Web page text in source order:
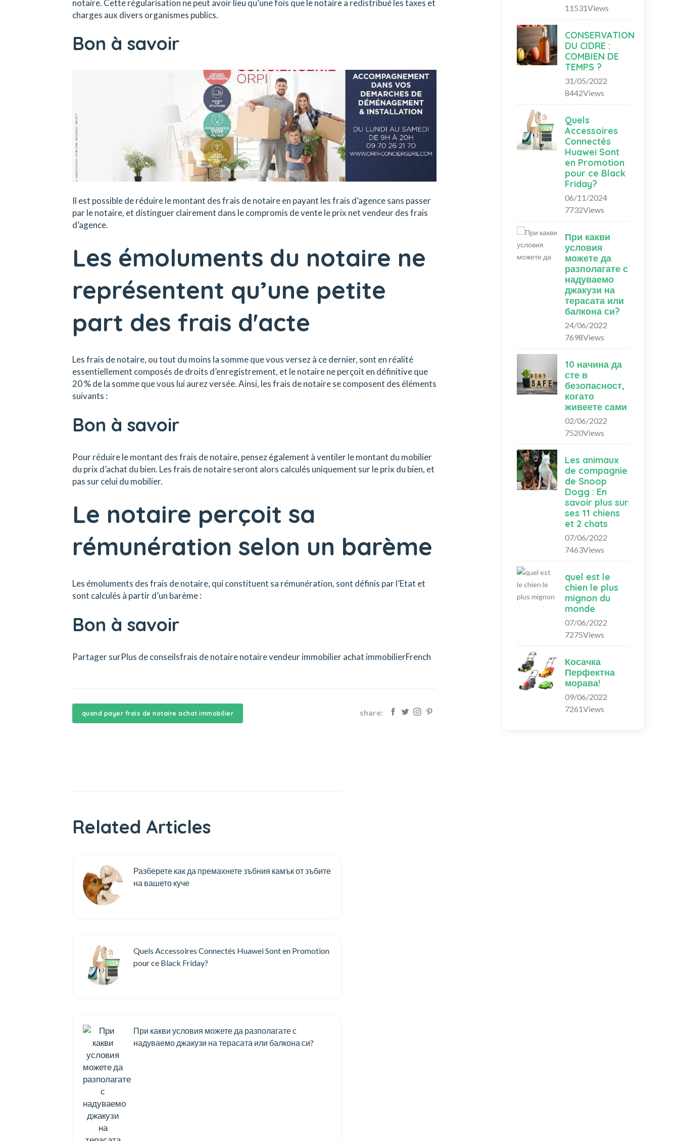
notaire. Cette régularisation ne peut avoir lieu qu’une fois que le notaire a redistribué les taxes et
charges aux divers organismes publics.
Bon à savoir
Il est possible de réduire le montant des frais de notaire en payant les frais d’agence sans passer
par le notaire, et distinguer clairement dans le compromis de vente le prix net vendeur des frais
d’agence.
Les émoluments du notaire ne
représentent qu’une petite
part des frais d'acte
Les frais de notaire, ou tout du moins la somme que vous versez à ce dernier, sont en réalité
essentiellement composés de droits d’enregistrement, et le notaire ne perçoit en définitive que
20 % de la somme que vous lui aurez versée. Ainsi, les frais de notaire se composent des éléments
suivants :
Bon à savoir
Pour réduire le montant des frais de notaire, pensez également à ventiler le montant du mobilier
du prix d’achat du bien. Les frais de notaire seront alors calculés uniquement sur le prix du bien, et
pas sur celui du mobilier.
Le notaire perçoit sa
rémunération selon un barème
Les émoluments des frais de notaire, qui constituent sa rémunération, sont définis par l’Etat et
sont calculés à partir d’un barème :
Bon à savoir
Partager surPlus de conseilsfrais de notaire notaire vendeur immobilier achat immobilierFrench
quand payer frais de notaire achat immobilier share:
Related Articles
Разберете как да премахнете зъбния камък от зъбите
на вашето куче
Quels Accessoires Connectés Huawei Sont en Promotion
pour ce Black Friday?
При какви условия можете да разполагате с
надуваемо джакузи на терасата или балкона си?
11531Views
CONSERVATION
DU CIDRE :
COMBIEN DE
TEMPS ?
31/05/2022
8442Views
Quels
Accessoires
Connectés
Huawei Sont
en Promotion
pour ce Black
Friday?
06/11/2024
7732Views
При какви
условия
можете да
разполагате с
надуваемо
джакузи на
терасата или
балкона си?
24/06/2022
7698Views
10 начина да
сте в
безопасност,
когато
живеете сами
02/06/2022
7520Views
Les animaux
de compagnie
de Snoop
Dogg : En
savoir plus sur
ses 11 chiens
et 2 chats
07/06/2022
7463Views
quel est le
chien le plus
mignon du
monde
07/06/2022
7275Views
Косачка
Перфектна
морава!
09/06/2022
7261Views